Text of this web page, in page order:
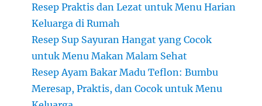
Resep Praktis dan Lezat untuk Menu Harian
Keluarga di Rumah
Resep Sup Sayuran Hangat yang Cocok
untuk Menu Makan Malam Sehat
Resep Ayam Bakar Madu Teflon: Bumbu
Meresap, Praktis, dan Cocok untuk Menu